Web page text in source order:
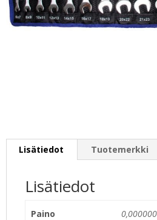
Lisätiedot Tuotemerkki
Lisätiedot
Paino